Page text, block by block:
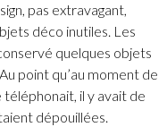
pas extravagant,
déco inutiles. Les
quelques objets
point qu’au moment de
téléphonait, il y avait de
dépouillées.